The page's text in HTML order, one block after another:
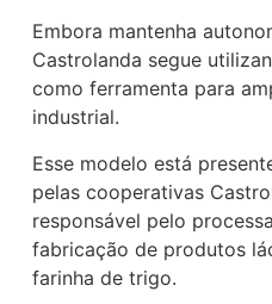
Embora mantenha
Castrolanda segue
como ferramenta para
industrial.
Esse modelo está
pelas cooperativas
responsável pelo
fabricação de produtos
farinha de trigo.